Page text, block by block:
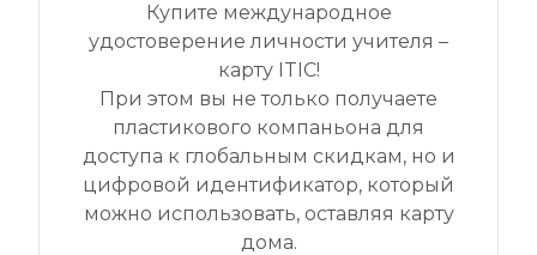
Купите международное
удостоверение личности учителя –
карту ITIC!
При этом вы не только получаете
пластикового компаньона для
доступа к глобальным скидкам, но и
цифровой идентификатор, который
можно использовать, оставляя карту
дома.